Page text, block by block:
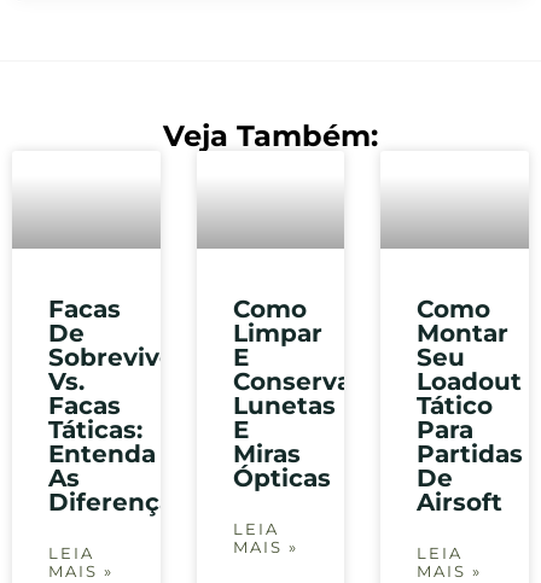
Veja Também:
Facas
De
Sobrevivência
Vs.
Facas
Táticas:
Entenda
As
Diferenças
LEIA
MAIS »
Como
Limpar
E
Conservar
Lunetas
E
Miras
Ópticas
LEIA
MAIS »
Como
Montar
Seu
Loadout
Tático
Para
Partidas
De
Airsoft
LEIA
MAIS »